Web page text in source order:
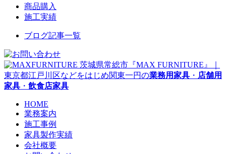
商品購入
施工実績
ブログ記事一覧
茨城県常総市『MAX FURNITURE』｜
東京都江戸川区などをはじめ関東一円の業務用家具 ・ 店舗用
家具 ・ 飲食店家具
HOME
業務案内
施工事例
家具製作実績
会社概要